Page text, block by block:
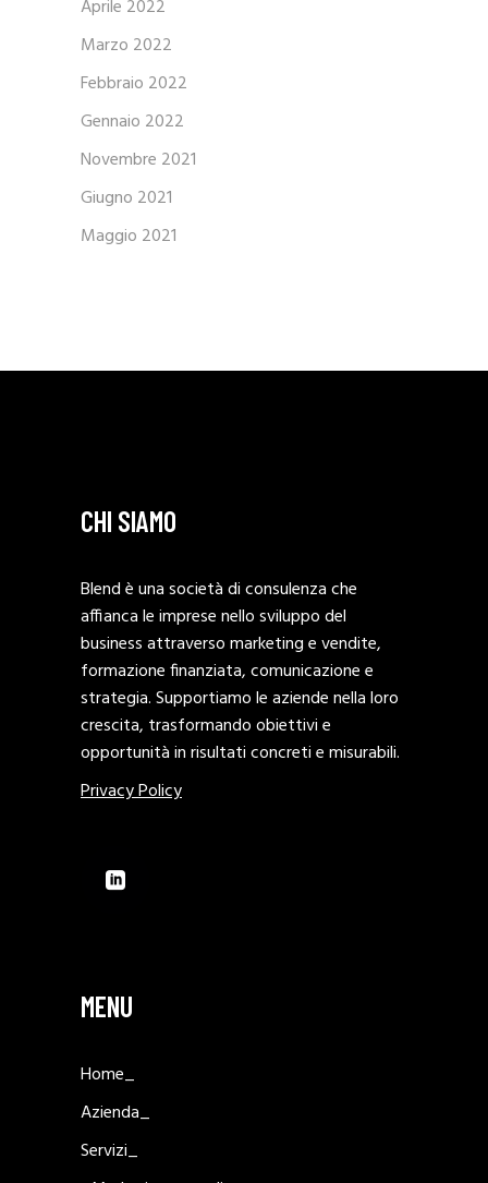
Aprile 2022
Marzo 2022
Febbraio 2022
Gennaio 2022
Novembre 2021
Giugno 2021
Maggio 2021
CHI SIAMO
Blend è una società di consulenza che
affianca le imprese nello sviluppo del
business attraverso marketing e vendite,
formazione finanziata, comunicazione e
strategia. Supportiamo le aziende nella loro
crescita, trasformando obiettivi e
opportunità in risultati concreti e misurabili.
Privacy Policy
MENU
Home_
Azienda_
Servizi_